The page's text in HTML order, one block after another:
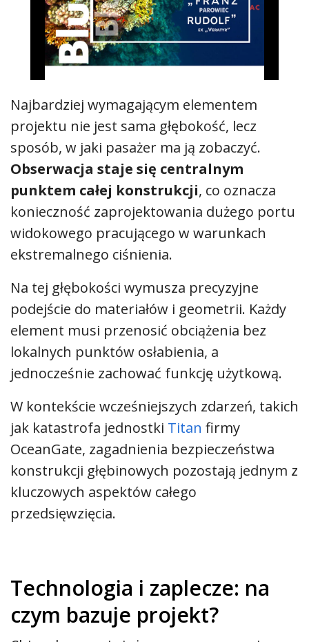
Najbardziej wymagającym elementem
projektu nie jest sama głębokość, lecz
sposób, w jaki pasażer ma ją zobaczyć.
Obserwacja staje się centralnym
punktem całej konstrukcji, co oznacza
konieczność zaprojektowania dużego portu
widokowego pracującego w warunkach
ekstremalnego ciśnienia.
Na tej głębokości wymusza precyzyjne
podejście do materiałów i geometrii. Każdy
element musi przenosić obciążenia bez
lokalnych punktów osłabienia, a
jednocześnie zachować funkcję użytkową.
W kontekście wcześniejszych zdarzeń, takich
jak katastrofa jednostki Titan firmy
OceanGate, zagadnienia bezpieczeństwa
konstrukcji głębinowych pozostają jednym z
kluczowych aspektów całego
przedsięwzięcia.
Technologia i zaplecze: na
czym bazuje projekt?